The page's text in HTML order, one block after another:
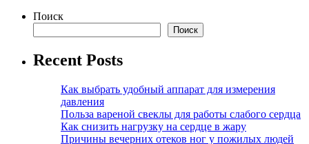
Поиск
Поиск
Recent Posts
Как выбрать удобный аппарат для измерения
давления
Польза вареной свеклы для работы слабого сердца
Как снизить нагрузку на сердце в жару
Причины вечерних отеков ног у пожилых людей